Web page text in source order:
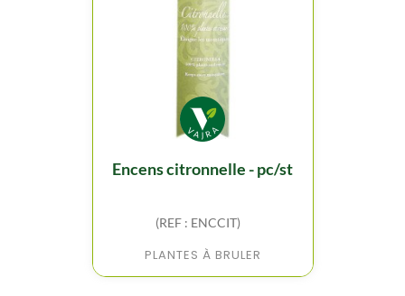
encens citronnelle - pc/st
(REF : ENCCIT)
PLANTES À BRULER